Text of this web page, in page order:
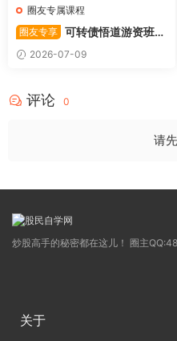
圈友专属课程
圈友专享 可转债悟道游资班出
奇系列悟道系列守正系列课程-
卓妍
2026-07-09
评论 0
请先
炒股高手的秘密都在这儿！ 圈主
关于